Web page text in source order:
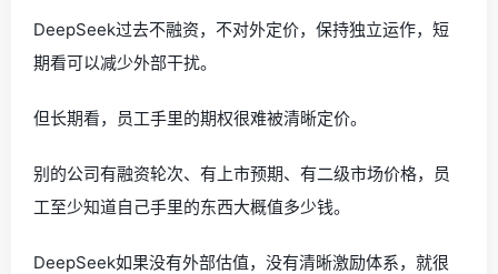
DeepSeek过去不融资，不对外定价，保持独立运作，短
期看可以减少外部干扰。
但长期看，员工手里的期权很难被清晰定价。
别的公司有融资轮次、有上市预期、有二级市场价格，员
工至少知道自己手里的东西大概值多少钱。
DeepSeek如果没有外部估值，没有清晰激励体系，就很